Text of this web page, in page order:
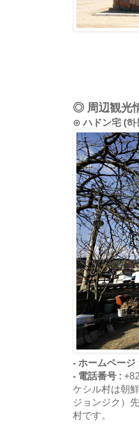
◎ 周辺観光
⊙ ハドン宅 (하
- ホームページ
- 電話番号 :
ケシル村は朝
ジョンジク）
村です。